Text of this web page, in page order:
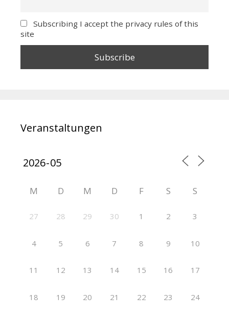
Subscribing I accept the privacy rules of this
site
Veranstaltungen
M D M D F S S
27 28 29 30 1 2 3
4 5 6 7 8 9 10
11 12 13 14 15 16 17
18 19 20 21 22 23 24